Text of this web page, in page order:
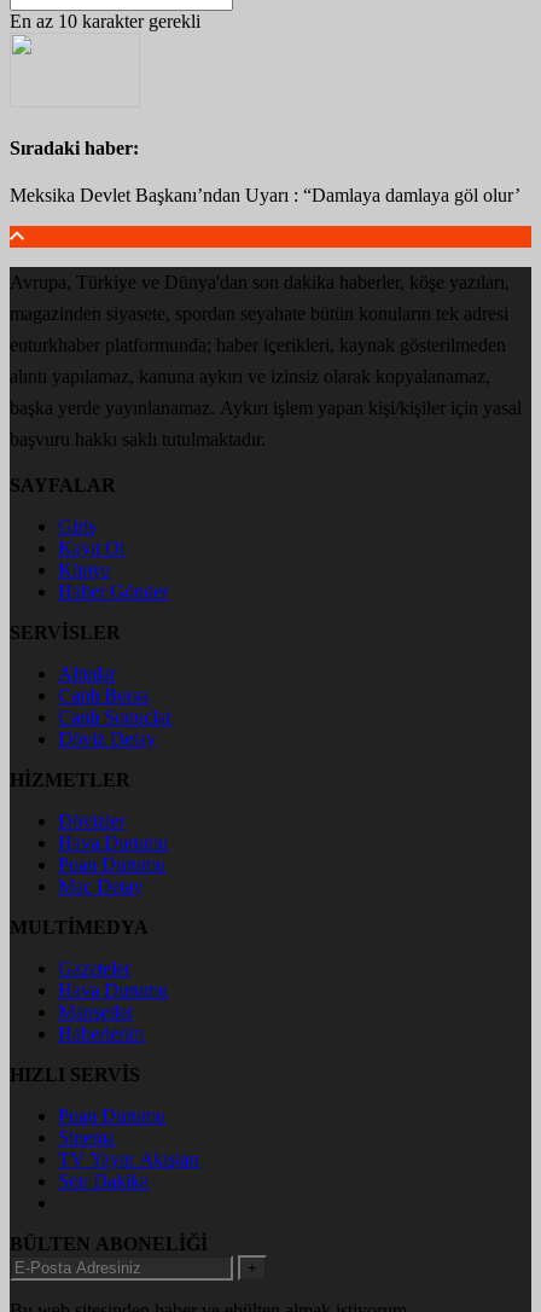
En az 10 karakter gerekli
Sıradaki haber:
Meksika Devlet Başkanı’ndan Uyarı : “Damlaya damlaya göl olur’
Avrupa, Türkiye ve Dünya'dan son dakika haberler, köşe yazıları,
magazinden siyasete, spordan seyahate bütün konuların tek adresi
euturkhaber platformunda; haber içerikleri, kaynak gösterilmeden
alıntı yapılamaz, kanuna aykırı ve izinsiz olarak kopyalanamaz,
başka yerde yayınlanamaz. Aykırı işlem yapan kişi/kişiler için yasal
başvuru hakkı saklı tutulmaktadır.
SAYFALAR
Giriş
Kayıt Ol
Künye
Haber Gönder
SERVİSLER
Altınlar
Canlı Borsa
Canlı Sonuçlar
Döviz Detay
HİZMETLER
Dövizler
Hava Durumu
Puan Durumu
Maç Detay
MULTİMEDYA
Gazeteler
Hava Durumu
Manşetler
Haberlerim
HIZLI SERVİS
Puan Durumu
Sinema
TV Yayın Akışları
Son Dakika
BÜLTEN ABONELİĞİ
+